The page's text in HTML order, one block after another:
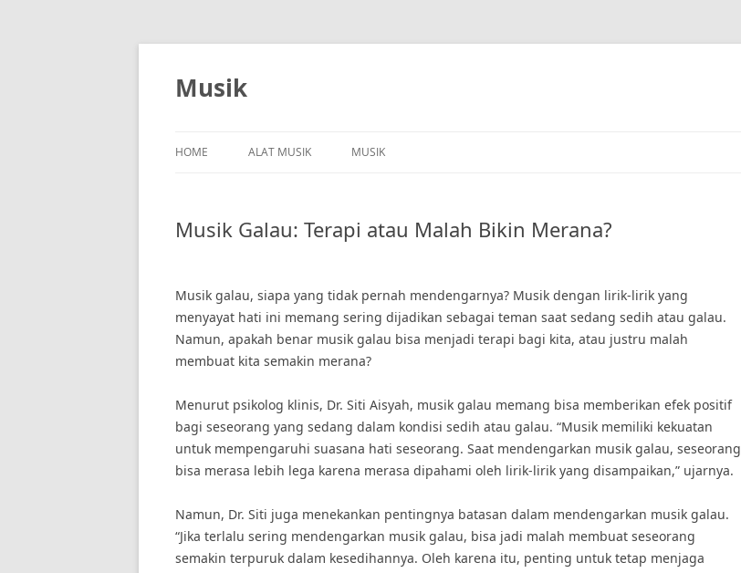
Skip
Musik
HOME ALAT MUSIK MUSIK
Musik Galau: Terapi atau Malah Bikin Merana?
Musik galau, siapa yang tidak pernah mendengarnya? Musik dengan lirik-lirik yang
menyayat hati ini memang sering dijadikan sebagai teman saat sedang sedih atau galau.
Namun, apakah benar musik galau bisa menjadi terapi bagi kita, atau justru malah
membuat kita semakin merana?
Menurut psikolog klinis, Dr. Siti Aisyah, musik galau memang bisa memberikan efek positif
bagi seseorang yang sedang dalam kondisi sedih atau galau. “Musik memiliki kekuatan
untuk mempengaruhi suasana hati seseorang. Saat mendengarkan musik galau, seseorang
bisa merasa lebih lega karena merasa dipahami oleh lirik-lirik yang disampaikan,” ujarnya.
Namun, Dr. Siti juga menekankan pentingnya batasan dalam mendengarkan musik galau.
“Jika terlalu sering mendengarkan musik galau, bisa jadi malah membuat seseorang
semakin terpuruk dalam kesedihannya. Oleh karena itu, penting untuk tetap menjaga